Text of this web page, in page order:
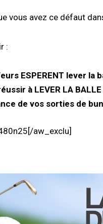
vous avez ce défaut
:
ESPERENT lever
à LEVER LA
de vos sorties de
aw_exclu]